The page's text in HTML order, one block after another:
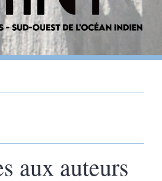
aux auteurs